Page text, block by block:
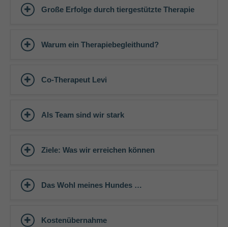
Große Erfolge durch tiergestützte Therapie
Warum ein Therapiebegleithund?
Co-Therapeut Levi
Als Team sind wir stark
Ziele: Was wir erreichen können
Das Wohl meines Hundes …
Kostenübernahme